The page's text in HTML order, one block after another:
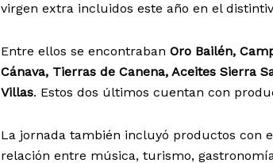
virgen extra incluidos este año en el
Entre ellos se encontraban Oro Bailén,
Cánava, Tierras de Canena, Aceites Sierra
Villas. Estos dos últimos cuentan con
La jornada también incluyó productos con
relación entre música, turismo,